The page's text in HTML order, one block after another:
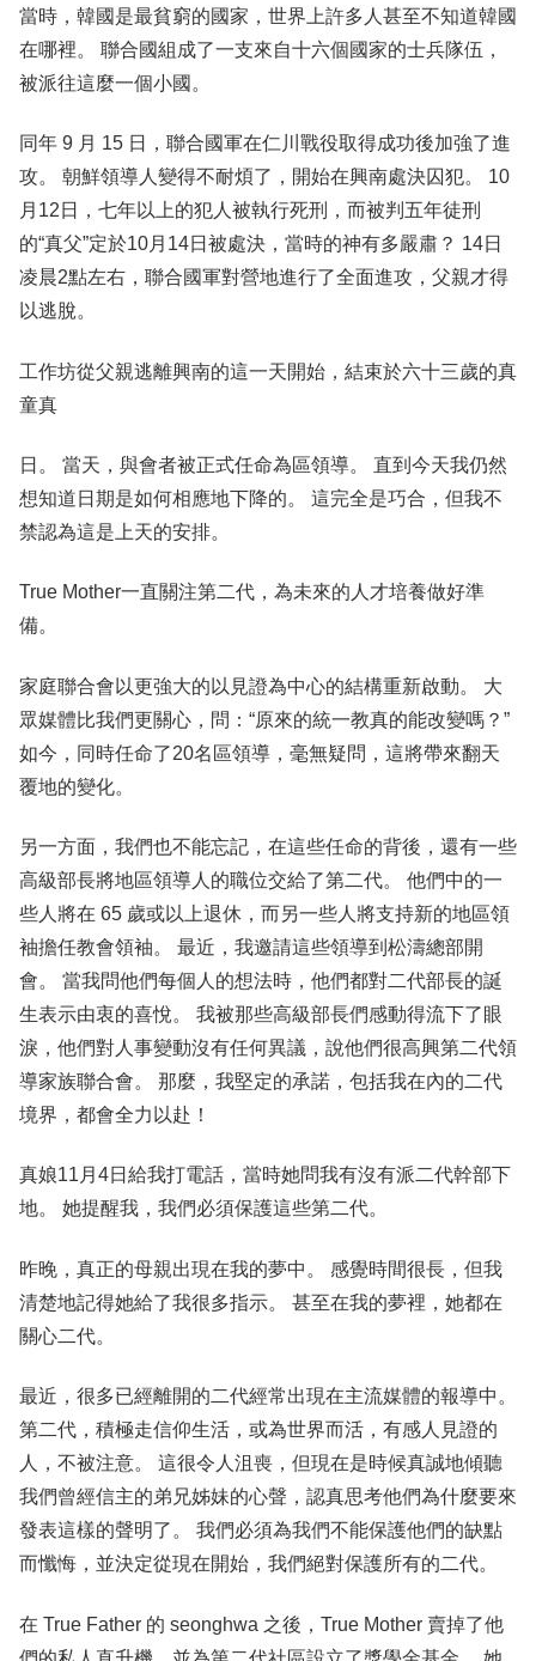
當時，韓國是最貧窮的國家，世界上許多人甚至不知道韓國
在哪裡。 聯合國組成了一支來自十六個國家的士兵隊伍，
被派往這麼一個小國。
同年 9 月 15 日，聯合國軍在仁川戰役取得成功後加強了進
攻。 朝鮮領導人變得不耐煩了，開始在興南處決囚犯。 10
月12日，七年以上的犯人被執行死刑，而被判五年徒刑
的“真父”定於10月14日被處決，當時的神有多嚴肅？ 14日
凌晨2點左右，聯合國軍對營地進行了全面進攻，父親才得
以逃脫。
工作坊從父親逃離興南的這一天開始，結束於六十三歲的真
童真
日。 當天，與會者被正式任命為區領導。 直到今天我仍然
想知道日期是如何相應地下降的。 這完全是巧合，但我不
禁認為這是上天的安排。
True Mother一直關注第二代，為未來的人才培養做好準
備。
家庭聯合會以更強大的以見證為中心的結構重新啟動。 大
眾媒體比我們更關心，問：“原來的統一教真的能改變嗎？”
如今，同時任命了20名區領導，毫無疑問，這將帶來翻天
覆地的變化。
另一方面，我們也不能忘記，在這些任命的背後，還有一些
高級部長將地區領導人的職位交給了第二代。 他們中的一
些人將在 65 歲或以上退休，而另一些人將支持新的地區領
袖擔任教會領袖。 最近，我邀請這些領導到松濤總部開
會。 當我問他們每個人的想法時，他們都對二代部長的誕
生表示由衷的喜悅。 我被那些高級部長們感動得流下了眼
淚，他們對人事變動沒有任何異議，說他們很高興第二代領
導家族聯合會。 那麼，我堅定的承諾，包括我在內的二代
境界，都會全力以赴！
真娘11月4日給我打電話，當時她問我有沒有派二代幹部下
地。 她提醒我，我們必須保護這些第二代。
昨晚，真正的母親出現在我的夢中。 感覺時間很長，但我
清楚地記得她給了我很多指示。 甚至在我的夢裡，她都在
關心二代。
最近，很多已經離開的二代經常出現在主流媒體的報導中。
第二代，積極走信仰生活，或為世界而活，有感人見證的
人，不被注意。 這很令人沮喪，但現在是時候真誠地傾聽
我們曾經信主的弟兄姊妹的心聲，認真思考他們為什麼要來
發表這樣的聲明了。 我們必須為我們不能保護他們的缺點
而懺悔，並決定從現在開始，我們絕對保護所有的二代。
在 True Father 的 seonghwa 之後，True Mother 賣掉了他